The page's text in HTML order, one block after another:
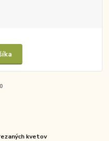
kvetov